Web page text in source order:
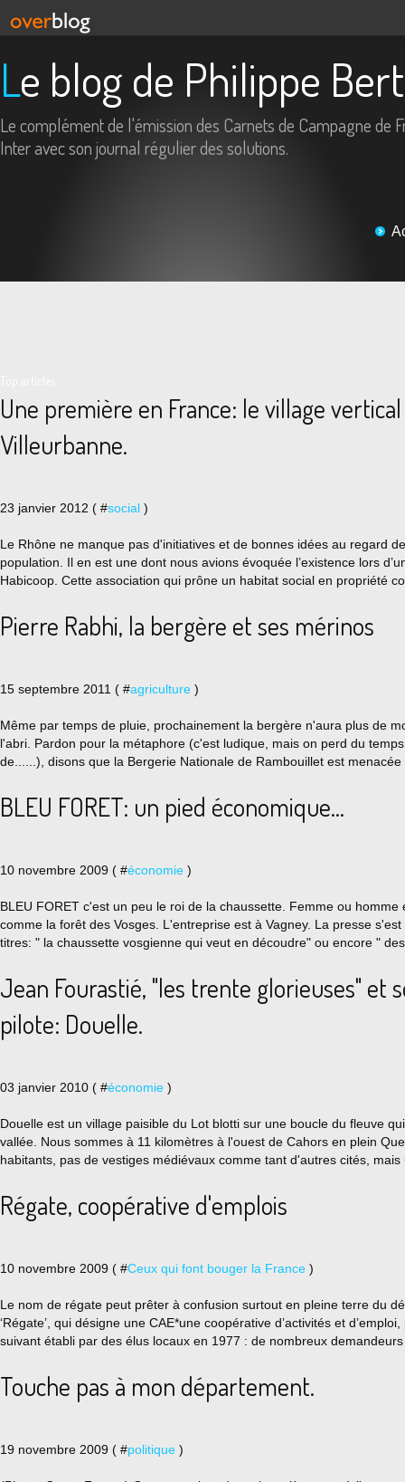
Le blog de Philippe
Le complément de l'émission des Carnets de Campagne de
Inter avec son journal régulier des solutions.
Une première en France: le village
Villeurbanne.
23 janvier 2012 ( #social )
Le Rhône ne manque pas d'initiatives et de bonnes idées au regard
population. Il en est une dont nous avions évoquée l’existence lors
Habicoop. Cette association qui prône un habitat social en propriété
Pierre Rabhi, la bergère et ses mérinos
15 septembre 2011 ( #agriculture )
Même par temps de pluie, prochainement la bergère n'aura plus de
l'abri. Pardon pour la métaphore (c'est ludique, mais on perd du
de......), disons que la Bergerie Nationale de Rambouillet est menacée
BLEU FORET: un pied économique...
10 novembre 2009 ( #économie )
BLEU FORET c'est un peu le roi de la chaussette. Femme ou homme
comme la forêt des Vosges. L'entreprise est à Vagney. La presse
titres: " la chaussette vosgienne qui veut en découdre" ou encore "
Jean Fourastié, "les trente glorieuses" et
pilote: Douelle.
03 janvier 2010 ( #économie )
Douelle est un village paisible du Lot blotti sur une boucle du fleuve
vallée. Nous sommes à 11 kilomètres à l'ouest de Cahors en plein
habitants, pas de vestiges médiévaux comme tant d'autres cités, mais
Régate, coopérative d'emplois
10 novembre 2009 ( #Ceux qui font bouger la France )
Le nom de régate peut prêter à confusion surtout en pleine terre du
‘Régate’, qui désigne une CAE*une coopérative d’activités et
suivant établi par des élus locaux en 1977 : de nombreux demandeurs
Touche pas à mon département.
19 novembre 2009 ( #politique )